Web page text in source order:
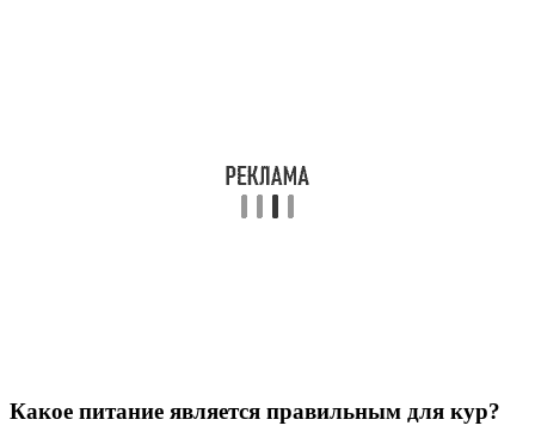
Какое питание является правильным для кур?